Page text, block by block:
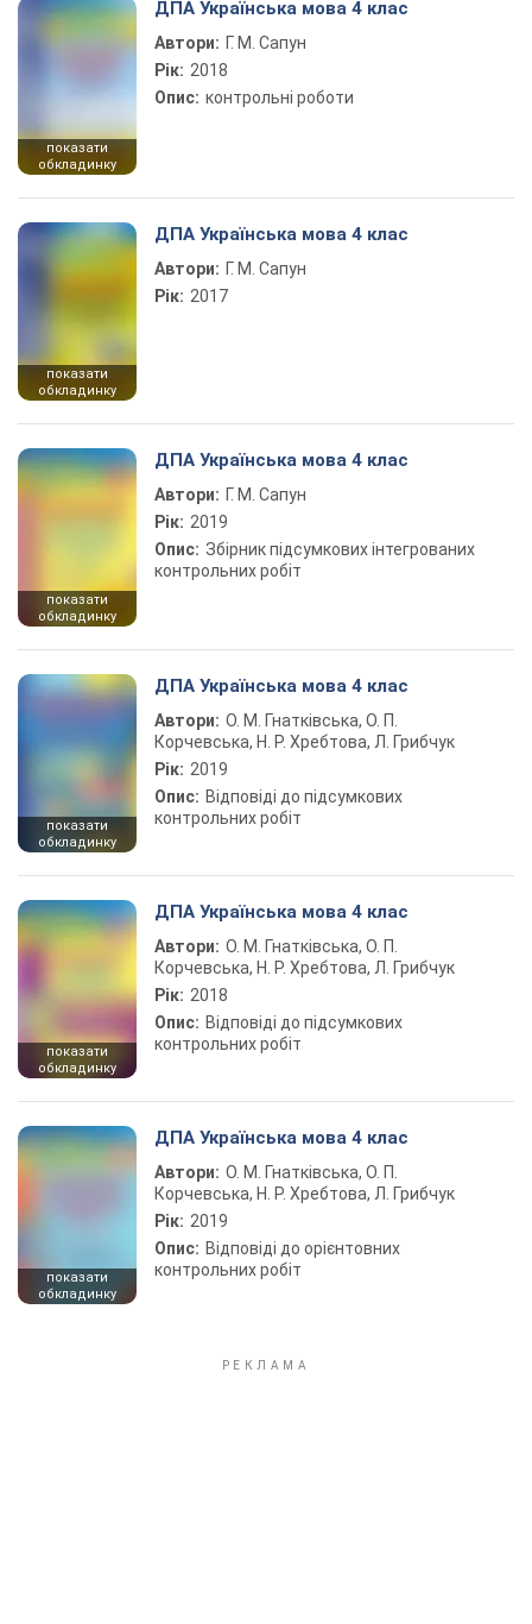
показати
обкладинку
ДПА Українська мова 4 клас
Автори: Г. М. Сапун
Рік: 2018
Опис: контрольні роботи
показати
обкладинку
ДПА Українська мова 4 клас
Автори: Г. М. Сапун
Рік: 2017
показати
обкладинку
ДПА Українська мова 4 клас
Автори: Г. М. Сапун
Рік: 2019
Опис: Збірник підсумкових інтегрованих
контрольних робіт
показати
обкладинку
ДПА Українська мова 4 клас
Автори: О. М. Гнатківська, О. П.
Корчевська, Н. Р. Хребтова, Л. Грибчук
Рік: 2019
Опис: Відповіді до підсумкових
контрольних робіт
показати
обкладинку
ДПА Українська мова 4 клас
Автори: О. М. Гнатківська, О. П.
Корчевська, Н. Р. Хребтова, Л. Грибчук
Рік: 2018
Опис: Відповіді до підсумкових
контрольних робіт
показати
обкладинку
ДПА Українська мова 4 клас
Автори: О. М. Гнатківська, О. П.
Корчевська, Н. Р. Хребтова, Л. Грибчук
Рік: 2019
Опис: Відповіді до орієнтовних
контрольних робіт